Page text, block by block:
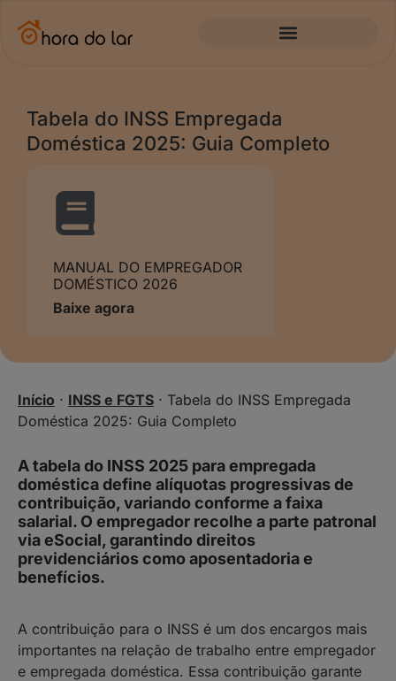
Tabela do INSS Empregada
Doméstica 2025: Guia Completo
MANUAL DO EMPREGADOR
DOMÉSTICO 2026
Baixe agora
Início · INSS e FGTS · Tabela do INSS Empregada
Doméstica 2025: Guia Completo
A tabela do INSS 2025 para empregada
doméstica define alíquotas progressivas de
contribuição, variando conforme a faixa
salarial. O empregador recolhe a parte patronal
via eSocial, garantindo direitos
previdenciários como aposentadoria e
benefícios.
A contribuição para o INSS é um dos encargos mais
importantes na relação de trabalho entre empregador
e empregada doméstica. Essa contribuição garante